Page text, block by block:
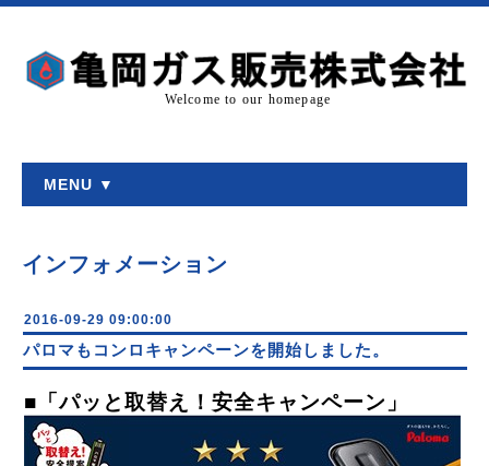
Welcome to our homepage
MENU ▼
インフォメーション
2016-09-29 09:00:00
パロマもコンロキャンペーンを開始しました。
■「パッと取替え！安全キャンペーン」